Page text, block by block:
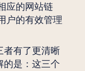
应的网站链
户的有效管理
者有了更清晰
的是：这三个